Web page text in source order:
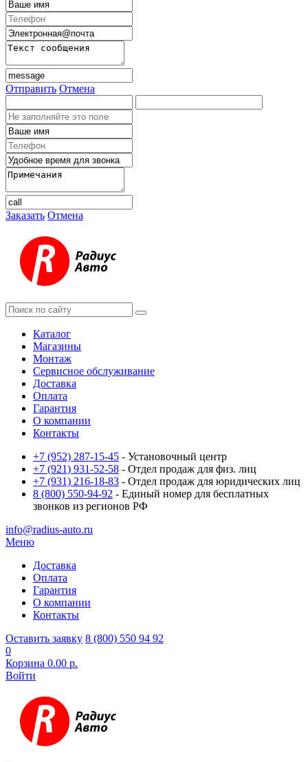
Отправить Отмена
Заказать Отмена
Каталог
Магазины
Монтаж
Сервисное обслуживание
Доставка
Оплата
Гарантия
О компании
Контакты
+7 (952) 287-15-45 - Установочный центр
+7 (921) 931-52-58 - Отдел продаж для физ. лиц
+7 (931) 216-18-83 - Отдел продаж для юридических лиц
8 (800) 550-94-92 - Единый номер для бесплатных
звонков из регионов РФ
info@radius-auto.ru
Меню
Доставка
Оплата
Гарантия
О компании
Контакты
Оставить заявку 8 (800) 550 94 92
0
Корзина 0.00 р.
Войти